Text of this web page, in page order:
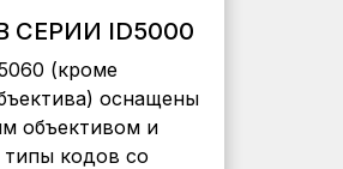
ID5000
(кроме
оснащены
объективом и
типы кодов со